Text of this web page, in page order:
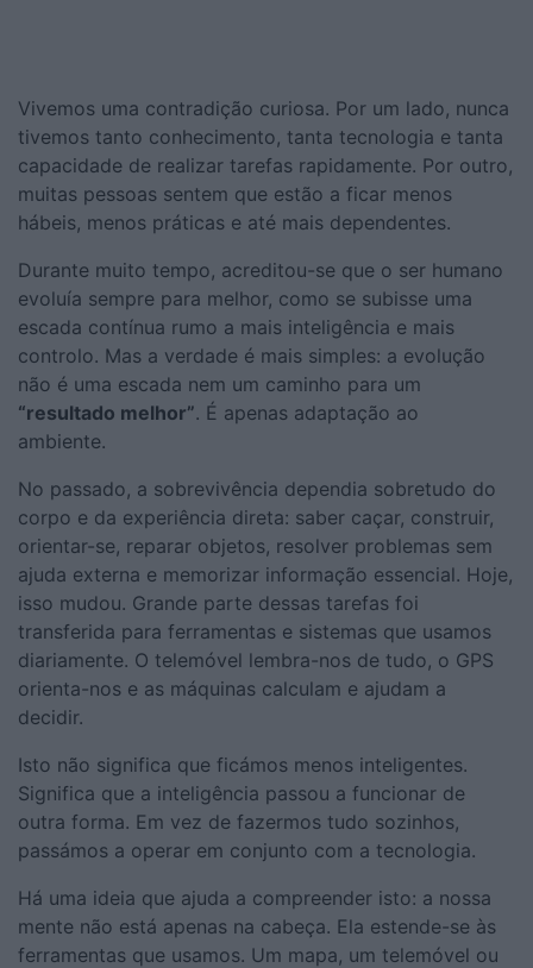
Vivemos uma contradição curiosa. Por um lado, nunca
tivemos tanto conhecimento, tanta tecnologia e tanta
capacidade de realizar tarefas rapidamente. Por outro,
muitas pessoas sentem que estão a ficar menos
hábeis, menos práticas e até mais dependentes.
Durante muito tempo, acreditou-se que o ser humano
evoluía sempre para melhor, como se subisse uma
escada contínua rumo a mais inteligência e mais
controlo. Mas a verdade é mais simples: a evolução
não é uma escada nem um caminho para um
“resultado melhor”. É apenas adaptação ao
ambiente.
No passado, a sobrevivência dependia sobretudo do
corpo e da experiência direta: saber caçar, construir,
orientar-se, reparar objetos, resolver problemas sem
ajuda externa e memorizar informação essencial. Hoje,
isso mudou. Grande parte dessas tarefas foi
transferida para ferramentas e sistemas que usamos
diariamente. O telemóvel lembra-nos de tudo, o GPS
orienta-nos e as máquinas calculam e ajudam a
decidir.
Isto não significa que ficámos menos inteligentes.
Significa que a inteligência passou a funcionar de
outra forma. Em vez de fazermos tudo sozinhos,
passámos a operar em conjunto com a tecnologia.
Há uma ideia que ajuda a compreender isto: a nossa
mente não está apenas na cabeça. Ela estende-se às
ferramentas que usamos. Um mapa, um telemóvel ou